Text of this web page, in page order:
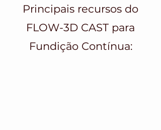
Principais recursos do
FLOW-3D CAST para
Fundição Contínua: